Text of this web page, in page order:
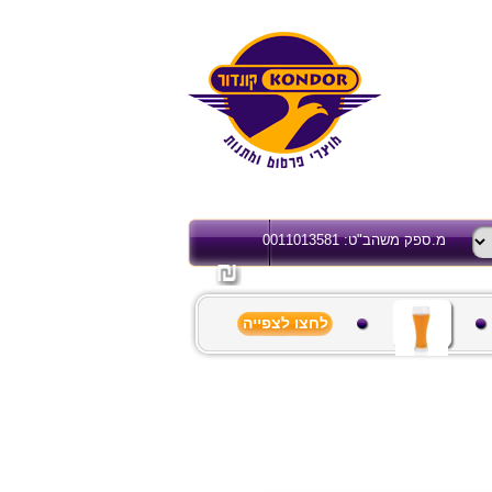
מ.ספק משהב"ט: 0011013581
לחצו לצפייה